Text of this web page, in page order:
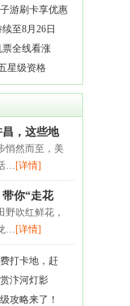
游刷卡享优惠
至8月26日
全线看涨
星级资格
，这些地
悄然而至，美
…[详情]
你“走花
野吹红鲜花，
…[详情]
打卡地，赶
汴河灯影
攻略来了！